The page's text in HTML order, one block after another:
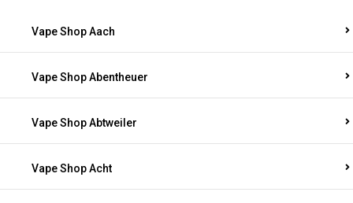
Vape Shop Aach
Vape Shop Abentheuer
Vape Shop Abtweiler
Vape Shop Acht